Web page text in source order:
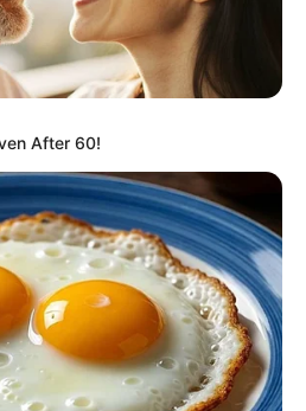
στην Google
After 60!